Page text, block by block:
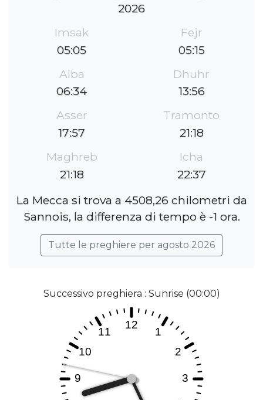
2026
Imsak
05:05
Fejr
05:15
Alba
06:34
Dhuhr
13:56
Asser
17:57
Tramonto
21:18
Maghreb
21:18
Icha
22:37
La Mecca si trova a 4508,26 chilometri da
Sannois, la differenza di tempo è -1 ora.
Tutte le preghiere per agosto 2026
Successivo preghiera : Sunrise (00:00)